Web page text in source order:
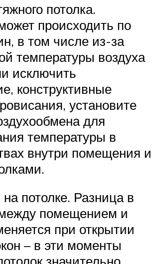
потолка.
происходить по
в том числе из-за
температуры воздуха
исключить
конструктивные
установите
для
температуры в
внутри помещения и
потолке. Разница в
помещением и
при открытии
– в эти моменты